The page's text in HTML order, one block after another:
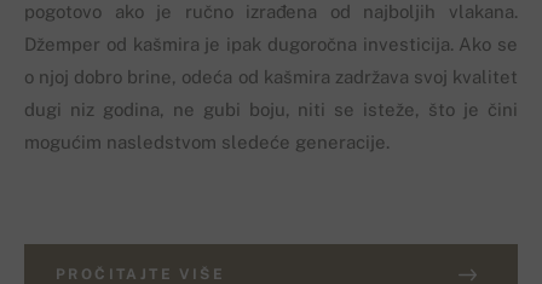
pogotovo ako je ručno izrađena od najboljih vlakana.
Džemper od kašmira je ipak dugoročna investicija. Ako se
o njoj dobro brine, odeća od kašmira zadržava svoj kvalitet
dugi niz godina, ne gubi boju, niti se isteže, što je čini
mogućim nasledstvom sledeće generacije.
PROČITAJTE VIŠE